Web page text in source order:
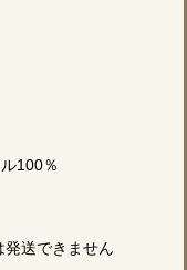
100％
送できません